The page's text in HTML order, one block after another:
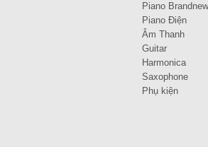
Piano Brandnew
Piano Điện
Âm Thanh
Guitar
Harmonica
Saxophone
Phụ kiện